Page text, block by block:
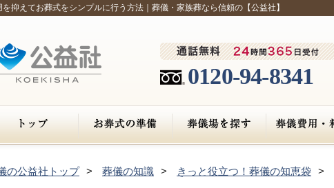
を抑えてお葬式をシンプルに行う方法｜葬儀・家族葬なら信頼の【公益社】
0120-94-8341
の公益社トップ 葬儀の知識 きっと役立つ！葬儀の知恵袋